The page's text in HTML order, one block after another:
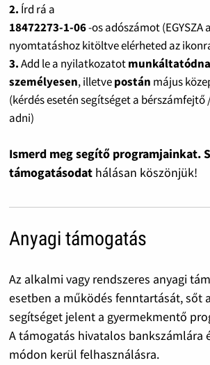
2. Írd rá a
18472273-1-06-os adószámot
nyomtatáshoz kitöltve elérheted az
3.Add le a nyilatkozatot
személyesen, illetvepostán május
(kérdés esetén segítséget a
adni)
Ismerd meg segítő programjainkat.
támogatásodat hálásan köszönjük!
Anyagi támogatás
Az alkalmi vagy rendszeres anyagi
esetben a működés fenntartását, sőt
segítséget jelent a gyermekmentő
A támogatás hivatalos bankszámlára
módon kerül felhasználásra.